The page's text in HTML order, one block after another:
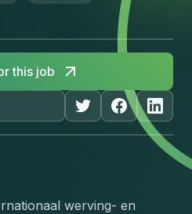
this job
werving- en